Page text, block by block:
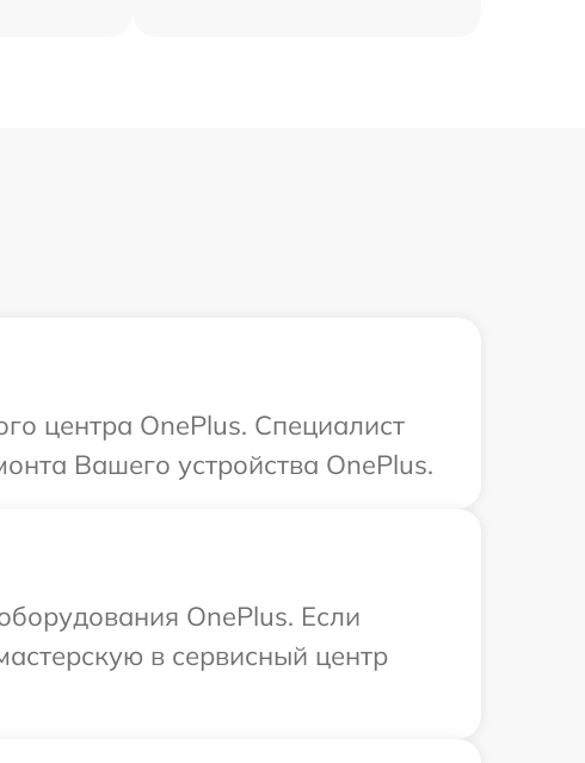
центра OnePlus. Специалист
Вашего устройства OnePlus.
OnePlus. Если
в сервисный центр